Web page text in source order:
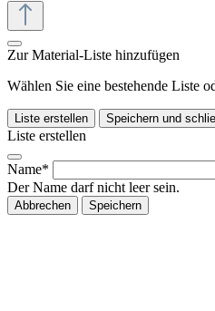
Zur Material-Liste hinzufügen
Wählen Sie eine bestehende Liste
Liste erstellen Speichern und
Liste erstellen
Name*
Der Name darf nicht leer sein.
Abbrechen Speichern